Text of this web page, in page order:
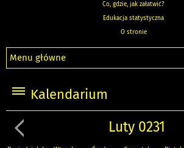
Co, gdzie, jak załatwić?
Edukacja statystyczna
O stronie
Menu główne
Kalendarium
Luty 0231